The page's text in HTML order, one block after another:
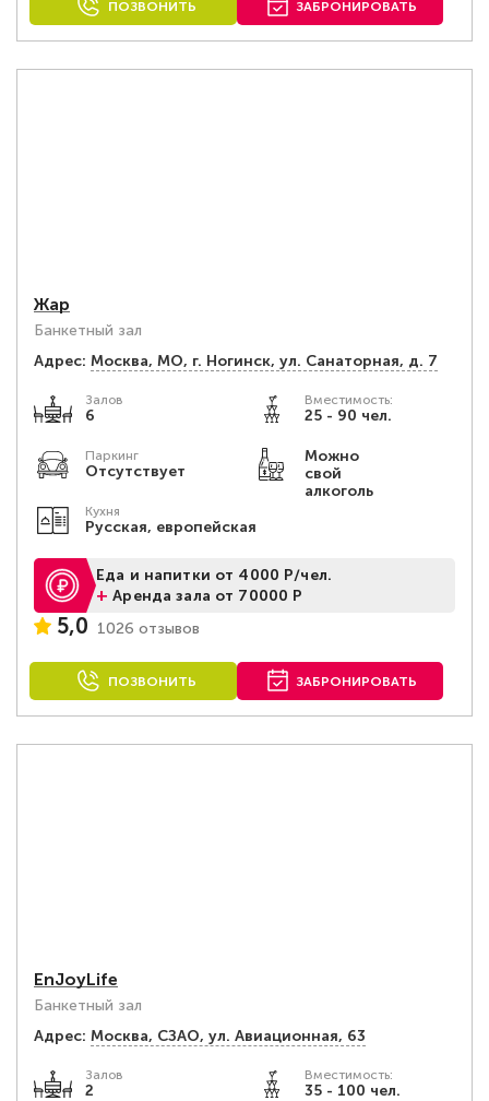
ПОЗВОНИТЬ ЗАБРОНИРОВАТЬ
Жар
Банкетный зал
Адрес: Москва, МО, г. Ногинск, ул. Санаторная, д. 7
Залов
6
Вместимость:
25 - 90 чел.
Паркинг
Отсутствует
Можно
свой
алкоголь
Кухня
Русская, европейская
Еда и напитки от 4000 Р/чел.
+Аренда зала от 70000 Р
5,0 1026 отзывов
ПОЗВОНИТЬ ЗАБРОНИРОВАТЬ
EnJoyLife
Банкетный зал
Адрес: Москва, СЗАО, ул. Авиационная, 63
Залов
2
Вместимость:
35 - 100 чел.